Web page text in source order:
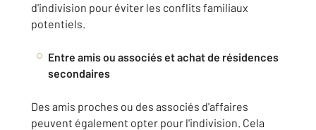
d'indivision pour éviter les conflits familiaux
potentiels.
Entre amis ou associés et achat de résidences
secondaires
Des amis proches ou des associés d'affaires
peuvent également opter pour l'indivision. Cela